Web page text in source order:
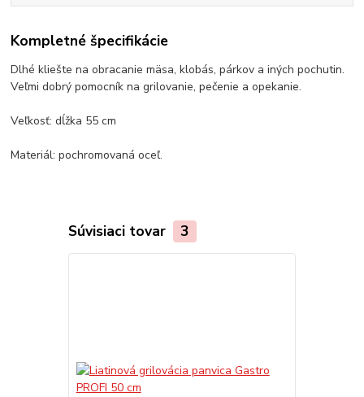
Kompletné špecifikácie
Dlhé kliešte na obracanie mäsa, klobás, párkov a iných pochutin.
Veľmi dobrý pomocník na grilovanie, pečenie a opekanie.
Veľkosť: dĺžka 55 cm
Materiál: pochromovaná oceľ.
Súvisiaci tovar 3